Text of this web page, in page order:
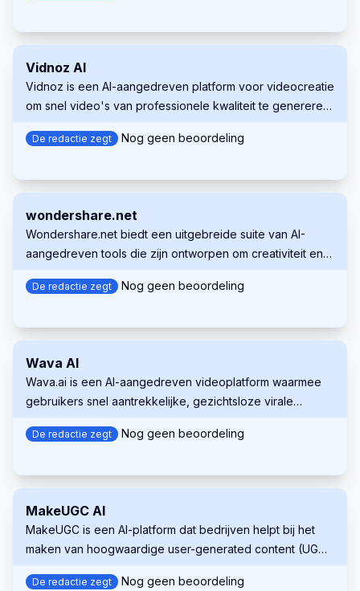
Vidnoz AI
Vidnoz is een AI-aangedreven platform voor videocreatie
om snel video's van professionele kwaliteit te genereren.
stemmen en aanpasbare sjablonen.
De redactie zegt Nog geen beoordeling
wondershare.net
Wondershare.net biedt een uitgebreide suite van AI-
aangedreven tools die zijn ontworpen om creativiteit en
contentformaten. Van videobewerking en beeldgeneratie
functionaliteiten, Wondershare stelt individuen en
professionele kwaliteit te creëren. Of u nu een content
creator, marketeer, docent bent, of gewoon nieuwe
creatieve mogelijkheden wilt verkennen, de AI-tools van
Wondershare bieden de resources die u nodig hebt om
uw projecten naar een hoger niveau te tillen.
De redactie zegt Nog geen beoordeling
Wava AI
Wava.ai is een AI-aangedreven videoplatform waarmee
gebruikers snel aantrekkelijke, gezichtsloze virale
zoals TikTok en Instagram.
De redactie zegt Nog geen beoordeling
MakeUGC AI
MakeUGC is een AI-platform dat bedrijven helpt bij het
maken van hoogwaardige user-generated content (UGC)
De redactie zegt Nog geen beoordeling